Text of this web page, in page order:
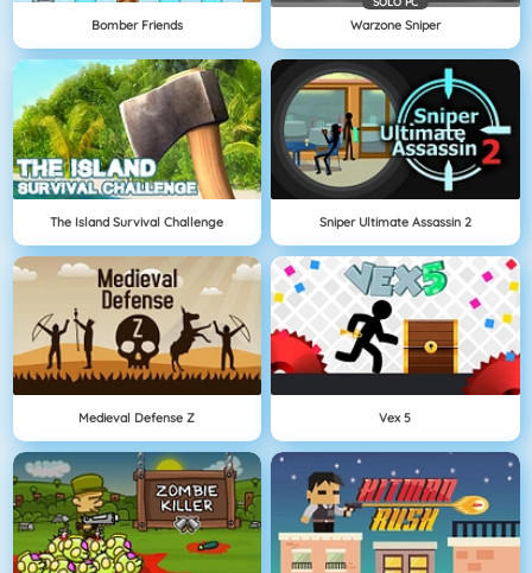
Bomber Friends Warzone Sniper
The Island Survival Challenge Sniper Ultimate Assassin 2
Medieval Defense Z Vex 5